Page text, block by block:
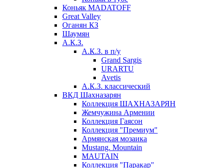
Коньяк MADATOFF
Great Valley
Оганян КЗ
Шаумян
А.К.З.
А.К.З. в п/у
Grand Sargis
URARTU
Avetis
А.К.З. классический
ВКД Шахназарян
Коллекция ШАХНАЗАРЯН
Жемчужина Армении
Коллекция Гаясон
Коллекция "Премиум"
Армянская мозаика
Mustang. Mountain
MAUTAIN
Коллекция "Паракар"